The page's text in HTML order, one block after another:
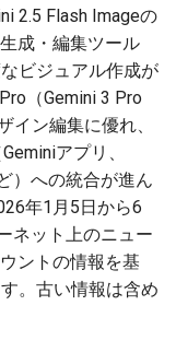
07-09
07-08
07-07
07-06
07-05
07-04
12-23
12-22
12-21
12-20
12-19
12-18
07-09
07-08
07-07
07-06
07-05
07-04
12-23
12-22
12-21
12-20
12-19
12-18
05-10
05-03
04-26
04-19
04-15
05-17
05-10
05-03
04-26
04-19
04-12
11-09
11-02
10-26
10-19
10-12
10-05
05-17
05-10
05-03
04-26
04-19
04-12
05-17
05-10
05-03
04-26
04-19
04-12
11-02
10-26
10-19
10-12
10-05
10-04
05-17
05-10
05-03
04-26
04-19
04-12
11-02
10-26
10-19
10-12
10-05
10-02
05-03
04-26
04-19
04-12
04-07
04-05
07-08
07-07
07-06
07-05
07-04
07-03
12-23
12-22
12-21
12-20
12-19
12-18
05-17
05-10
05-03
04-26
04-19
04-12
07-08
07-07
07-06
07-05
07-04
07-03
05-23
05-19
05-18
05-19
07-07
07-06
07-05
07-04
07-02
07-01
05-17
05-10
05-03
04-26
04-19
04-12
2.5 Flash Imageの
成・編集ツール
ビジュアル作成が
（Gemini 3 Pro
イン編集に優れ、
アプリ、
）への統合が進ん
年1月5日から6
ネット上のニュー
ントの情報を基
。古い情報は含め